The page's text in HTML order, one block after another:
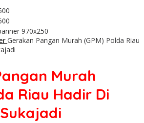
Gerakan Pangan Murah (GPM) Polda Riau
Murah
Riau Hadir Di